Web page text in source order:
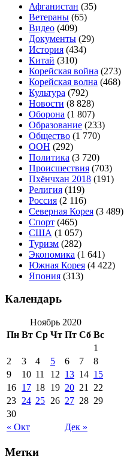
Афганистан (35)
Ветераны (65)
Видео (409)
Документы (29)
История (434)
Китай (310)
Корейская война (273)
Корейская волна (468)
Культура (792)
Новости (8 828)
Оборона (1 807)
Образование (233)
Общество (1 770)
ООН (292)
Политика (3 720)
Происшествия (703)
Пхёнчхан 2018 (191)
Религия (119)
Россия (2 116)
Северная Корея (3 489)
Спорт (465)
США (1 057)
Туризм (282)
Экономика (1 641)
Южная Корея (4 422)
Япония (313)
Календарь
Ноябрь 2020
Пн Вт Ср Чт Пт Сб Вс
« Окт Дек »
1
2
3 4 5 6 7
8
9
10 11 12 13 14 15
16 17 18 19 20 21
22
23 24 25 26 27 28 29
30
Метки